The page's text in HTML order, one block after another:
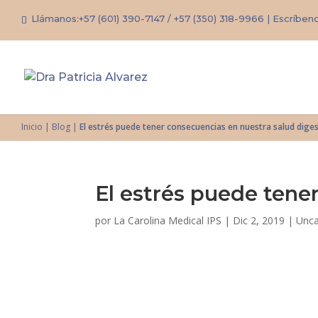
Llámanos:+57 (601) 390-7147 / +57 (350) 318-9966 |
Inicio | Blog | El estrés puede tener consecuencias en nuestra salud
El estrés puede
por La Carolina Medical IPS | Dic 2, 2019 |